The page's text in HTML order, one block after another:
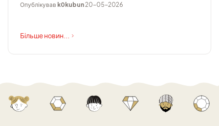
Опублікував k0kubun20-05-2026
Більше новин...